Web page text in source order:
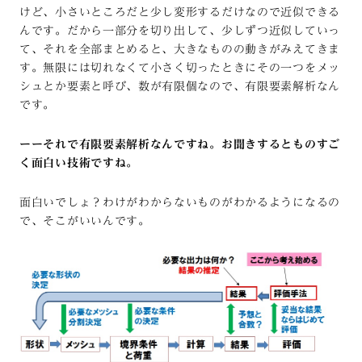
けど、小さいところだと少し変形するだけなので近似できる
んです。だから一部分を切り出して、少しずつ近似していっ
て、それを全部まとめると、大きなものの動きがみえてきま
す。無限には切れなくて小さく切ったときにその一つをメッ
シュとか要素と呼び、数が有限個なので、有限要素解析なん
です。
ーーそれで有限要素解析なんですね。お聞きするとものすご
く面白い技術ですね。
面白いでしょ？わけがわからないものがわかるようになるの
で、そこがいいんです。